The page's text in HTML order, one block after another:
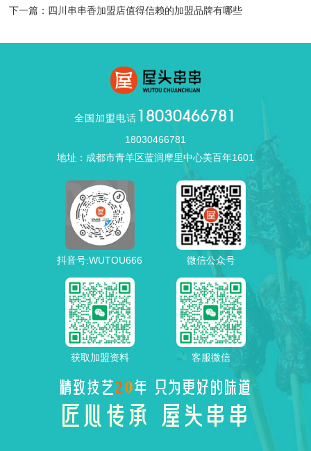
下一篇：四川串串香加盟店值得信赖的加盟品牌有哪些
全国加盟电话 18030466781
18030466781
地址：成都市青羊区蓝润摩里中心美百年1601
抖音号:WUTOU666 微信公众号
获取加盟资料 客服微信
精致技艺20年 只为更好的味道
匠心传承 屋头串串